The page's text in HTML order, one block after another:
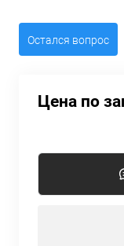
Остался вопрос
Цена по